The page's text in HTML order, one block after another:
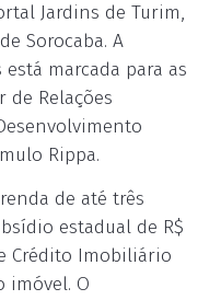
Jardins de Turim,
Sorocaba. A
marcada para as
de Relações
Rippa.
de até três
estadual de R$
Crédito Imobiliário
imóvel. O